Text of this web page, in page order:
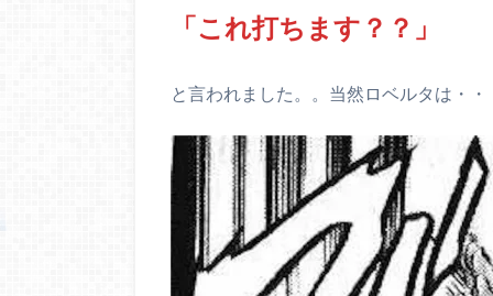
「これ打ちます？？」
と言われました。。当然ロベルタは・・